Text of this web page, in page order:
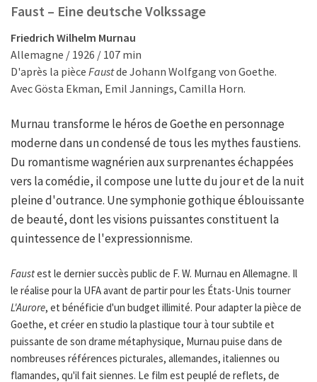
Faust – Eine deutsche Volkssage
Friedrich Wilhelm Murnau
Allemagne / 1926 / 107 min
D'après la pièce Faustde Johann Wolfgang von Goethe.
Avec Gösta Ekman, Emil Jannings, Camilla Horn.
Murnau transforme le héros de Goethe en personnage
moderne dans un condensé de tous les mythes faustiens.
Du romantisme wagnérien aux surprenantes échappées
vers la comédie, il compose une lutte du jour et de la nuit
pleine d'outrance. Une symphonie gothique éblouissante
de beauté, dont les visions puissantes constituent la
quintessence de l'expressionnisme.
Faustest le dernier succès public de F. W. Murnau en Allemagne. Il
le réalise pour la UFA avant de partir pour les États-Unis tourner
L'Aurore, et bénéficie d'un budget illimité. Pour adapter la pièce de
Goethe, et créer en studio la plastique tour à tour subtile et
puissante de son drame métaphysique, Murnau puise dans de
nombreuses références picturales, allemandes, italiennes ou
flamandes, qu'il fait siennes. Le film est peuplé de reflets, de